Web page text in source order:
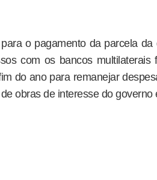
o pagamento da parcela
com os bancos
do ano para remanejar
obras de interesse do